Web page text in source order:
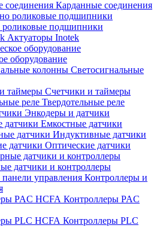
Карданные соединения
роликовые подшипники
Актуаторы Inotek
оборудование
Светосигнальные
Счетчики и таймеры
Твердотельные реле
Энкодеры и датчики
Емкостные датчики
Индуктивные датчики
Оптические датчики
датчики и контроллеры
Контроллеры и
Контроллеры PAC
Контроллеры PLC